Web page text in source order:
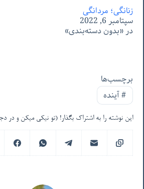
زنانگی؛ مردانگی
سپتامبر 6, 2022
در «بدون دسته‌بندی»
برچسب‌ها
#آینده
این نوشته را به اشتراک بگذار! (تو نیکی میکن و در